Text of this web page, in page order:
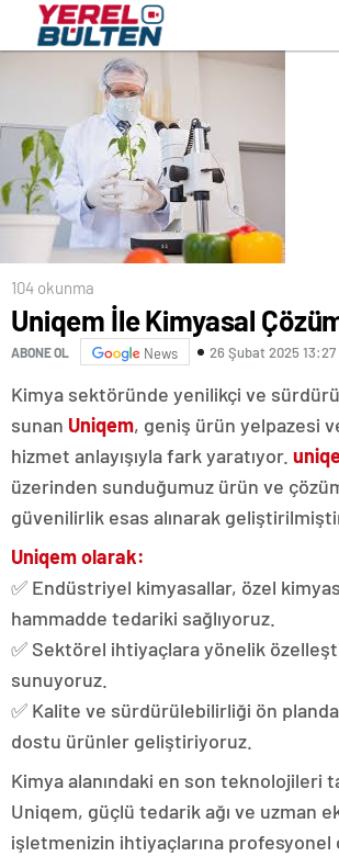
104 okunma
Uniqem İle Kimyasal
ABONE OL News 26 Şubat 2025 13:27
Kimya sektöründe yenilikçi ve
sunan Uniqem, geniş ürün yelpazesi
hizmet anlayışıyla fark yaratıyor.
üzerinden sunduğumuz ürün ve
güvenilirlik esas alınarak
Uniqem olarak:
✅ Endüstriyel kimyasallar, özel
hammadde tedariki sağlıyoruz.
✅ Sektörel ihtiyaçlara yönelik
sunuyoruz.
✅ Kalite ve sürdürülebilirliği ön
dostu ürünler geliştiriyoruz.
Kimya alanındaki en son teknolojileri
Uniqem, güçlü tedarik ağı ve uzman
işletmenizin ihtiyaçlarına profesyonel